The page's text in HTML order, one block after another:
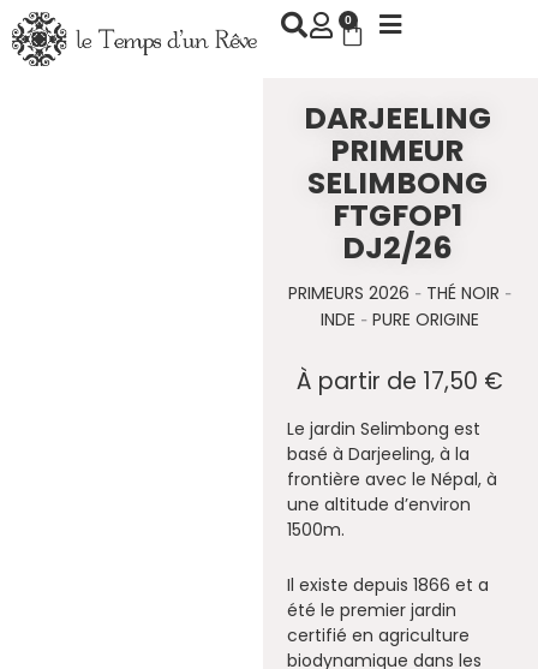
Aller
au
contenu
0
Panier
DARJEELING
PRIMEUR
SELIMBONG
FTGFOP1
DJ2/26
PRIMEURS 2026 - THÉ NOIR -
INDE -PURE ORIGINE
À partir de 17,50 €
Le jardin Selimbong est
basé à Darjeeling, à la
frontière avec le Népal, à
une altitude d’environ
1500m.
Il existe depuis 1866 et a
été le premier jardin
certifié en agriculture
biodynamique dans les